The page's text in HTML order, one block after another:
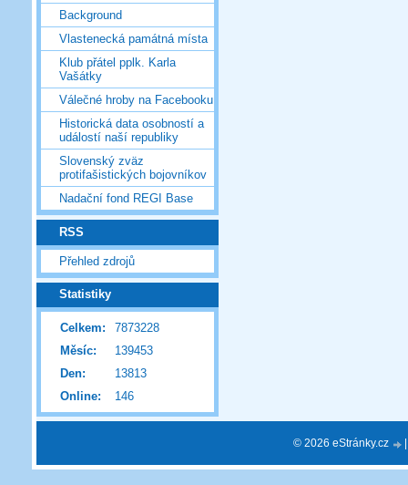
Background
Vlastenecká památná místa
Klub přátel pplk. Karla
Vašátky
Válečné hroby na Facebooku
Historická data osobností a
událostí naší republiky
Slovenský zväz
protifašistických bojovníkov
Nadační fond REGI Base
RSS
Přehled zdrojů
Statistiky
Online: 146
Celkem:
7873228
Měsíc:
139453
Den:
13813
© 2026 eStránky.cz